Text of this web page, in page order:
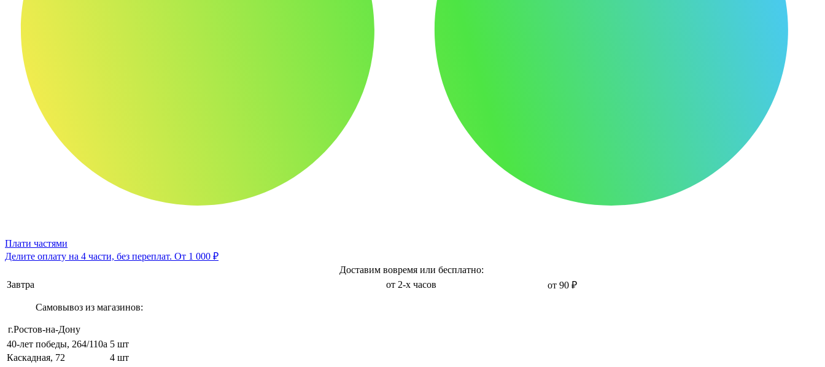
Плати частями
Делите оплату на 4 части, без переплат. От 1 000 ₽
Доставим вовремя или бесплатно:
Завтра
от 2-х часов от 90 ₽
Самовывоз из магазинов:
г.Ростов-на-Дону
40-лет победы, 264/110а 5 шт
Каскадная, 72
4 шт